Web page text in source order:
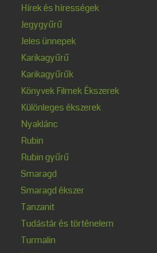
Hírek és hírességek
Jegygyűrű
Jeles ünnepek
Karikagyűrű
Karikagyűrűk
Könyvek Filmek Ékszerek
Különleges ékszerek
Nyaklánc
Rubin
Rubin gyűrű
Smaragd
Smaragd ékszer
Tanzanit
Tudástár és történelem
Turmalin